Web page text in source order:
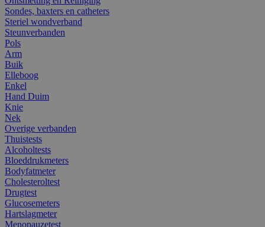
Sondes, baxters en catheters
Steriel wondverband
Steunverbanden
Pols
Arm
Buik
Elleboog
Enkel
Hand Duim
Knie
Nek
Overige verbanden
Thuistests
Alcoholtests
Bloeddrukmeters
Bodyfatmeter
Cholesteroltest
Drugtest
Glucosemeters
Hartslagmeter
Menopauzetest